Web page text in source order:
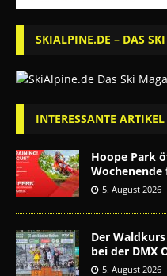
SKIALPINE.DE – DAS
INTERESSANTE ARTIKEL
Hoope Park
Wochenende
5. August 2026
Der
bei der DMX
5. August 2026